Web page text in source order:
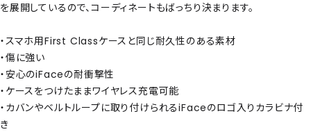
を展開しているので、コーディネートもばっちり決まります。
・スマホ用First Classケースと同じ耐久性のある素材
・傷に強い
・安心のiFaceの耐衝撃性
・ケースをつけたままワイヤレス充電可能
・カバンやベルトループに取り付けられるiFaceのロゴ入りカラビナ付
き